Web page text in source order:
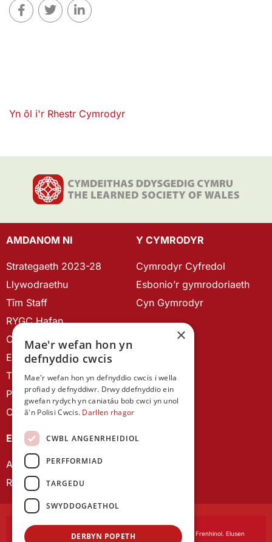
Yn ôl i'r Rhestr Cymrodyr
AMDANOM NI
Strategaeth 2023-28
Llywodraethu
Tîm Staff
RYGC Hafan
Canllawiau brandio
Ein Hanes
Telerau ac Amodau
Polisi Preifatrwydd
Cysylltu â ni
Y CYMRODYR
Cymrodyr Cyfredol
Esbonio’r gymrodoriaeth
Cyn Gymrodyr
EIN CYHOEDDIADAU
Astudiaethau Cymreig
Rhwydwaith Ymchwil Gyrfa Cynnar
Cymdeithas Ddysgedig Cymru, corfforedig drwy Siarter Frenhinol. Elusen
×
Mae'r wefan hon yn
defnyddio cwcis
Mae'r wefan hon yn defnyddio cwcis i wella
profiad y defnyddiwr. Drwy ddefnyddio ein
gwefan rydych yn caniatáu bob cwci yn unol
â'n Polisi Cwcis. Darllen rhagor
CWBL ANGENRHEIDIOL
PERFFORMIAD
TARGEDU
SWYDDOGAETHOL
DERBYN POPETH